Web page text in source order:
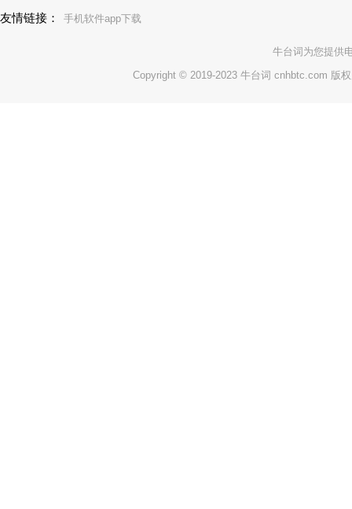
友情链接： 手机软件app下载
牛台词 为您提供
Copyright © 2019-2023 牛台词 cnhbtc.com 版